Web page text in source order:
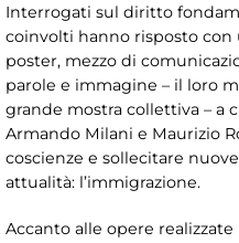
Interrogati sul diritto
coinvolti hanno risposto con
poster, mezzo di
parole e immagine – il loro
grande mostra collettiva – a
Armando Milani e Maurizio
coscienze e sollecitare
attualità: l’immigrazione.
Accanto alle opere